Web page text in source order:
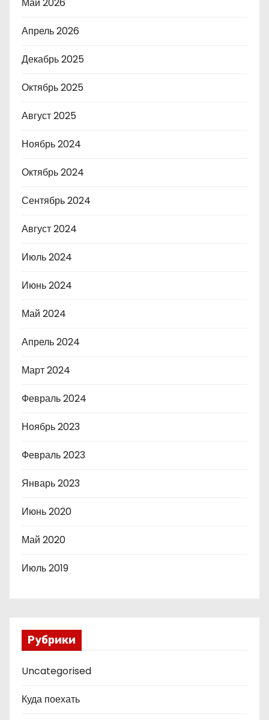
Апрель 2026
Декабрь 2025
Октябрь 2025
Август 2025
Ноябрь 2024
Октябрь 2024
Сентябрь 2024
Август 2024
Июль 2024
Июнь 2024
Май 2024
Апрель 2024
Март 2024
Февраль 2024
Ноябрь 2023
Февраль 2023
Январь 2023
Июнь 2020
Май 2020
Июль 2019
Рубрики
Uncategorised
Куда поехать